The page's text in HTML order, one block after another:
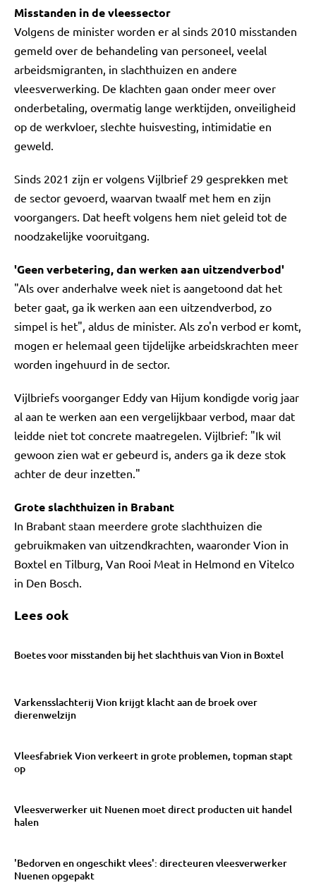
Misstanden in de vleessector
Volgens de minister worden er al sinds 2010 misstanden
gemeld over de behandeling van personeel, veelal
arbeidsmigranten, in slachthuizen en andere
vleesverwerking. De klachten gaan onder meer over
onderbetaling, overmatig lange werktijden, onveiligheid
op de werkvloer, slechte huisvesting, intimidatie en
geweld.
Sinds 2021 zijn er volgens Vijlbrief 29 gesprekken met
de sector gevoerd, waarvan twaalf met hem en zijn
voorgangers. Dat heeft volgens hem niet geleid tot de
noodzakelijke vooruitgang.
'Geen verbetering, dan werken aan uitzendverbod'
"Als over anderhalve week niet is aangetoond dat het
beter gaat, ga ik werken aan een uitzendverbod, zo
simpel is het", aldus de minister. Als zo'n verbod er komt,
mogen er helemaal geen tijdelijke arbeidskrachten meer
worden ingehuurd in de sector.
Vijlbriefs voorganger Eddy van Hijum kondigde vorig jaar
al aan te werken aan een vergelijkbaar verbod, maar dat
leidde niet tot concrete maatregelen. Vijlbrief: "Ik wil
gewoon zien wat er gebeurd is, anders ga ik deze stok
achter de deur inzetten."
Grote slachthuizen in Brabant
In Brabant staan meerdere grote slachthuizen die
gebruikmaken van uitzendkrachten, waaronder Vion in
Boxtel en Tilburg, Van Rooi Meat in Helmond en Vitelco
in Den Bosch.
Lees ook
Boetes voor misstanden bij het slachthuis van Vion in Boxtel
Varkensslachterij Vion krijgt klacht aan de broek over
dierenwelzijn
Vleesfabriek Vion verkeert in grote problemen, topman stapt
op
Vleesverwerker uit Nuenen moet direct producten uit handel
halen
'Bedorven en ongeschikt vlees': directeuren vleesverwerker
Nuenen opgepakt